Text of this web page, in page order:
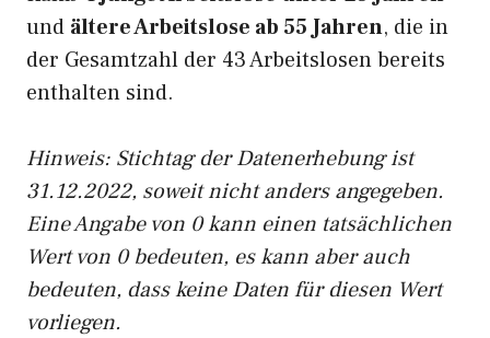
und ältere Arbeitslose ab 55 Jahren, die in
der Gesamtzahl der 43 Arbeitslosen bereits
enthalten sind.
Hinweis: Stichtag der Datenerhebung ist
31.12.2022, soweit nicht anders angegeben.
Eine Angabe von 0 kann einen tatsächlichen
Wert von 0 bedeuten, es kann aber auch
bedeuten, dass keine Daten für diesen Wert
vorliegen.